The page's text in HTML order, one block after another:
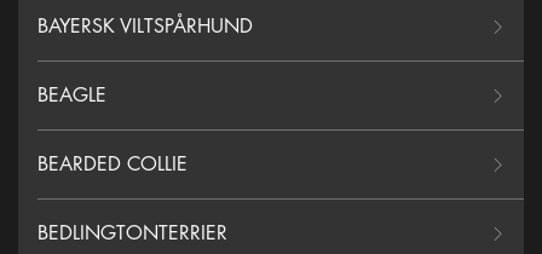
BAYERSK VILTSPÅRHUND
BEAGLE
BEARDED COLLIE
BEDLINGTONTERRIER